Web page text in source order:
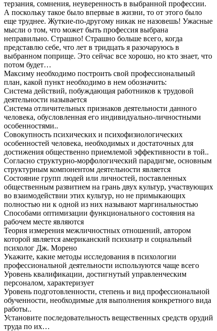
терзания, сомнения, неуверенность в выбранной профессии.
А поскольку такое было впервые в жизни, то от этого было
еще труднее. Жуткие-по-другому никак не назовешь! Ужасные
мысли о том, что может быть профессия выбрана
неправильно. Страшно! Страшно больше всего, когда
представлю себе, что лет в тридцать я разочаруюсь в
выбранном поприще. Это сейчас все хорошо, но кто знает, что
потом будет…
Максиму необходимо построить свой профессиональный
план, какой пункт необходимо в нем обозначить:
Система действий, побуждающая работников к трудовой
деятельности называется
Система отличительных признаков деятельности данного
человека, обусловленная его индивидуально-личностными
особенностями..
Совокупность психических и психофизиологических
особенностей человека, необходимых и достаточных для
достижения общественно приемлемой эффективности в той..
Согласно структурно-морфологический парадигме, основным
структурным компонентом деятельности является
Состояние групп людей или личностей, поставленных
общественным развитием на грань двух культур, участвующих
во взаимодействии этих культур, но не примыкающих
полностью ни к одной из них называют маргинальностью
Способами оптимизации функционального состояния на
рабочем месте являются
Теория измерения межличностных отношений, автором
которой является американский психиатр и социальный
психолог Дж. Морено
Укажите, какие методы исследования в психологии
профессиональной деятельности используются чаще всего
Уровень квалификации, достигнутый управленческим
персоналом, характеризует
Уровень подготовленности, степень и вид профессиональной
обученности, необходимые для выполнения конкретного вида
работы..
Установите последовательность вещественных средств орудий
труда по их…